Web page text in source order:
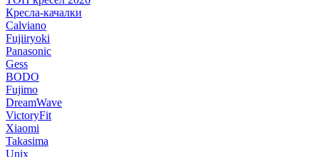
Кресла-качалки
Calviano
Fujiiryoki
Panasonic
Gess
BODO
Fujimo
DreamWave
VictoryFit
Xiaomi
Takasima
Unix